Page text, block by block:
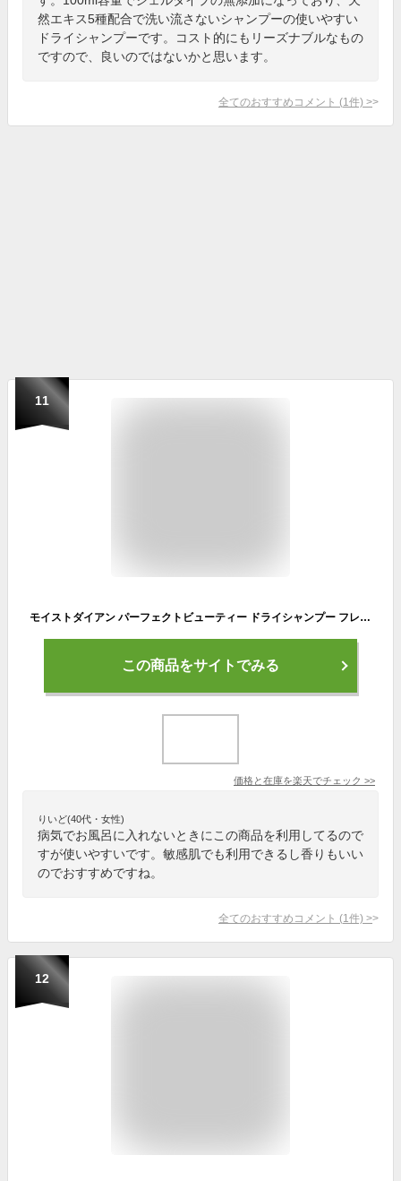
然エキス5種配合で洗い流さないシャンプーの使いやすい
ドライシャンプーです。コスト的にもリーズナブルなもの
ですので、良いのではないかと思います。
全てのおすすめコメント (1 件) >
11
モイストダイアン パーフェクトビューティー ドライシャンプー フレッシュマンゴー＆ムスク(95mL)
この商品をサイトでみる
価格と在庫を楽天でチェック >>
りいど(40代・女性)
病気でお風呂に入れないときにこの商品を利用してるので
すが使いやすいです。敏感肌でも利用できるし香りもいい
のでおすすめですね。
全てのおすすめコメント (1 件) >
12